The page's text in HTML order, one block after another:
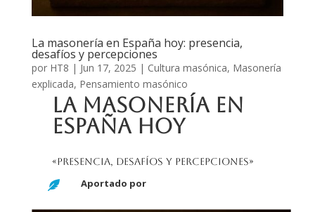
La masonería en España hoy: presencia,
desafíos y percepciones
por HT8 | Jun 17, 2025 | Cultura masónica, Masonería
explicada, Pensamiento masónico
La masonería en
España hoy
«Presencia, desafíos y percepciones»
 Aportado por